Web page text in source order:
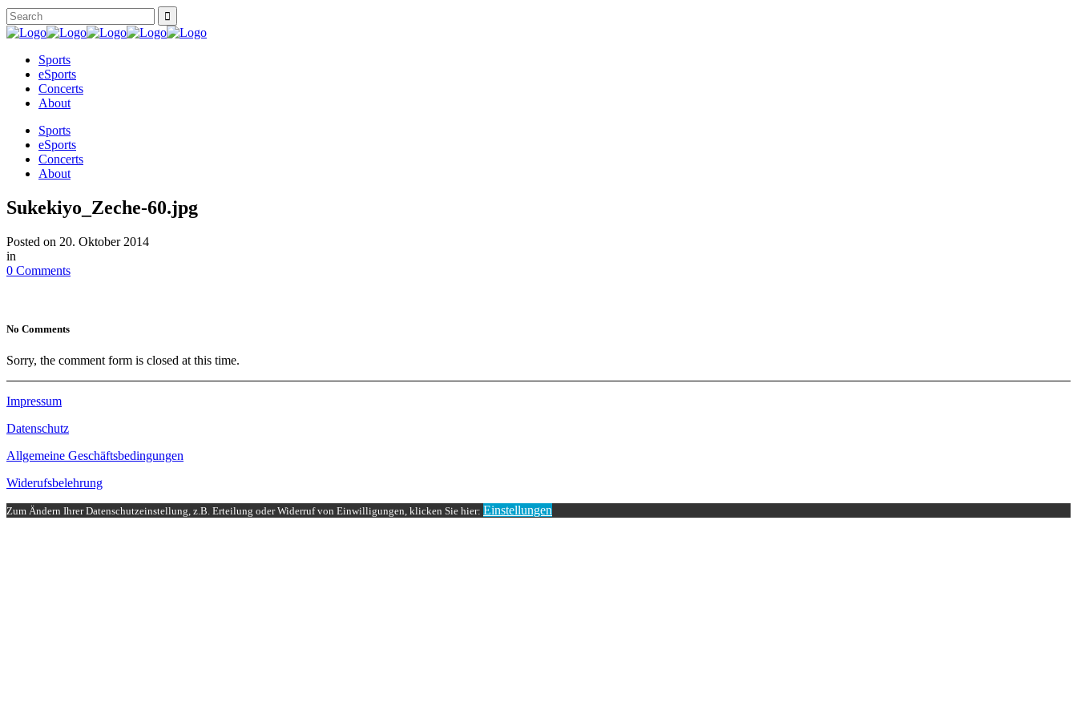
Sports
eSports
Concerts
About
Sports
eSports
Concerts
About
Sukekiyo_Zeche-60.jpg
Posted on 20. Oktober 2014
in
0 Comments
No Comments
Sorry, the comment form is closed at this time.
Impressum
Datenschutz
Allgemeine Geschäftsbedingungen
Widerufsbelehrung
Zum Ändern Ihrer Datenschutzeinstellung, z.B. Erteilung oder Widerruf von Einwilligungen, klicken Sie hier: Einstellungen